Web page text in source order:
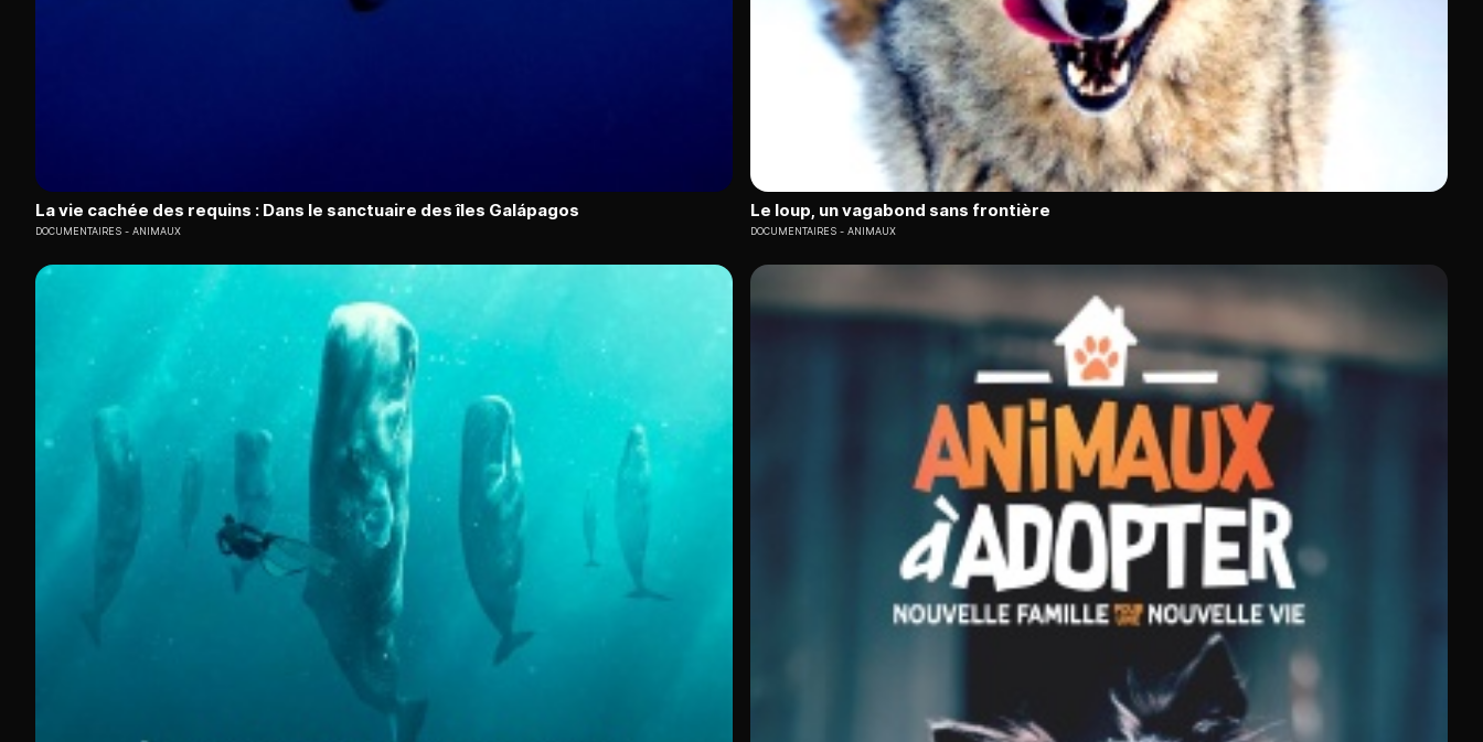
La vie cachée des requins : Dans le sanctuaire des îles Galápagos
DOCUMENTAIRES ANIMAUX
Le loup, un vagabond sans frontière
DOCUMENTAIRES ANIMAUX